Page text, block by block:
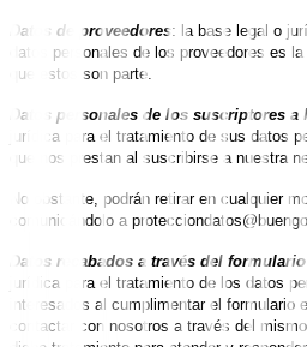
Datos de proveedores: la base legal o
datos personales de los proveedores es
que estos son parte.
Datos personales de los suscriptores a
jurídica para el tratamiento de sus datos
que nos prestan al suscribirse a nuestra
No obstante, podrán retirar en cualquier
comunicándolo a
Datos recabados a través del
jurídica para el tratamiento de los datos
interesados al cumplimentar el formulario
contactar con nosotros a través del